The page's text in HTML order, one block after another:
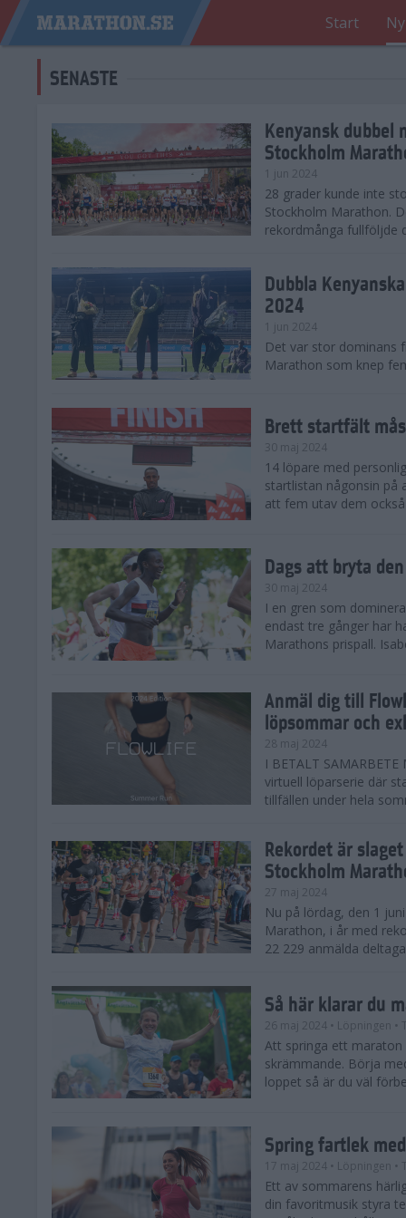
Start
SENASTE
Kenyansk dubbel
Stockholm
1 jun 2024
28 grader kunde inte
Stockholm Marathon.
rekordmånga fullföljde
Dubbla
2024
1 jun 2024
Det var stor dominans
Marathon som knep
Brett startfält
30 maj 2024
14 löpare med
startlistan någonsin på
att fem utav dem
Dags att bryta
30 maj 2024
I en gren som
endast tre gånger har
Marathons prispall.
Anmäl dig till
löpsommar och
28 maj 2024
I BETALT
virtuell löparserie där
tillfällen under hela
Rekordet är
Stockholm
27 maj 2024
Nu på lördag, den 1
Marathon, i år med
22 229 anmälda
Så här klarar du
26 maj 2024 • Löpningen •
Att springa ett maraton
skrämmande. Börja
loppet så är du väl
Spring fartlek
17 maj 2024 • Löpningen •
Ett av sommarens
din favoritmusik styra